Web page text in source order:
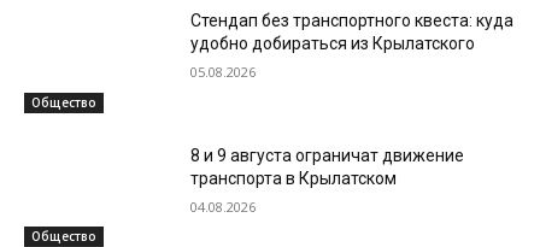
Общество
Стендап без транспортного квеста: куда
удобно добираться из Крылатского
05.08.2026
Общество
8 и 9 августа ограничат движение
транспорта в Крылатском
04.08.2026